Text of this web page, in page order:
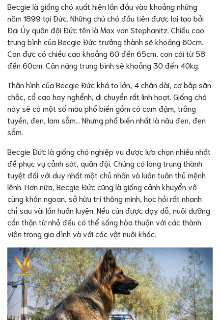
Becgie là giống chó xuất hiện lần đầu vào khoảng những
năm 1899 tại Đức. Những chú chó đầu tiên được lai tạo bởi
Đại Úy quân đội Đức tên là Max von Stephanitz. Chiều cao
trung bình của Becgie Đức trưởng thành sẽ khoảng 60cm.
Con đực có chiều cao khoảng 60 đến 65cm, con cái từ 58
đến 60cm. Cân nặng trung bình sẽ khoảng 30 đến 40kg.
Thân hình của Becgie Đức khá to lớn, 4 chân dài, cơ bắp săn
chắc, cổ cao hay nghểnh, di chuyển rất linh hoạt. Giống chó
này sẽ có một số màu phổ biến gồm có cam đậm, trắng
tuyền, đen, lam sẫm… Nhưng phổ biến nhất là nâu đen, đen
sẫm.
Becgie Đức là giống chó nghiệp vụ được lựa chọn nhiều nhất
để phục vụ cảnh sát, quân đội. Chúng có lòng trung thành
tuyệt đối với duy nhất một chủ nhân và luôn tuân thủ mệnh
lệnh. Hơn nữa, Becgie Đức cũng là giống cảnh khuyển vô
cùng khôn ngoan, sở hữu trí thông minh, học hỏi rất nhanh
chỉ sau vài lần huấn luyện. Nếu cún được dạy dỗ, nuôi dưỡng
cẩn thận từ nhỏ đều có thể sống hòa thuận với các thành
viên trong gia đình và với các vật nuôi khác.